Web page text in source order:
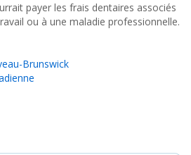
payer les frais dentaires associés
ou à une maladie professionnelle.
Brunswick